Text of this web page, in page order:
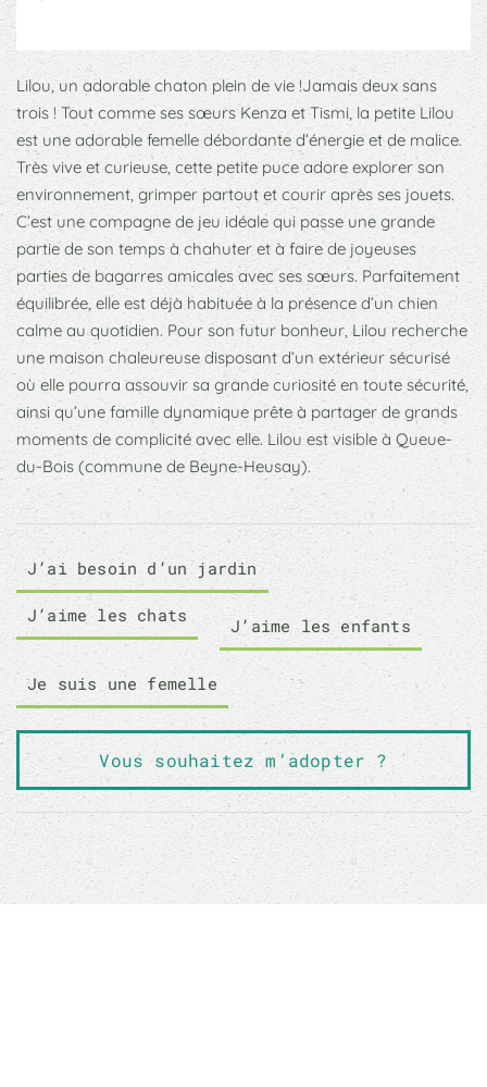
Lilou, un adorable chaton plein de vie !Jamais deux sans
trois ! Tout comme ses sœurs Kenza et Tismi, la petite Lilou
est une adorable femelle débordante d’énergie et de malice.
Très vive et curieuse, cette petite puce adore explorer son
environnement, grimper partout et courir après ses jouets.
C’est une compagne de jeu idéale qui passe une grande
partie de son temps à chahuter et à faire de joyeuses
parties de bagarres amicales avec ses sœurs. Parfaitement
équilibrée, elle est déjà habituée à la présence d’un chien
calme au quotidien. Pour son futur bonheur, Lilou recherche
une maison chaleureuse disposant d’un extérieur sécurisé
où elle pourra assouvir sa grande curiosité en toute sécurité,
ainsi qu’une famille dynamique prête à partager de grands
moments de complicité avec elle. Lilou est visible à Queue-
du-Bois (commune de Beyne-Heusay).
J’ai besoin d’un jardin
J’aime les chats J’aime les enfants
Je suis une femelle
Vous souhaitez m’adopter ?